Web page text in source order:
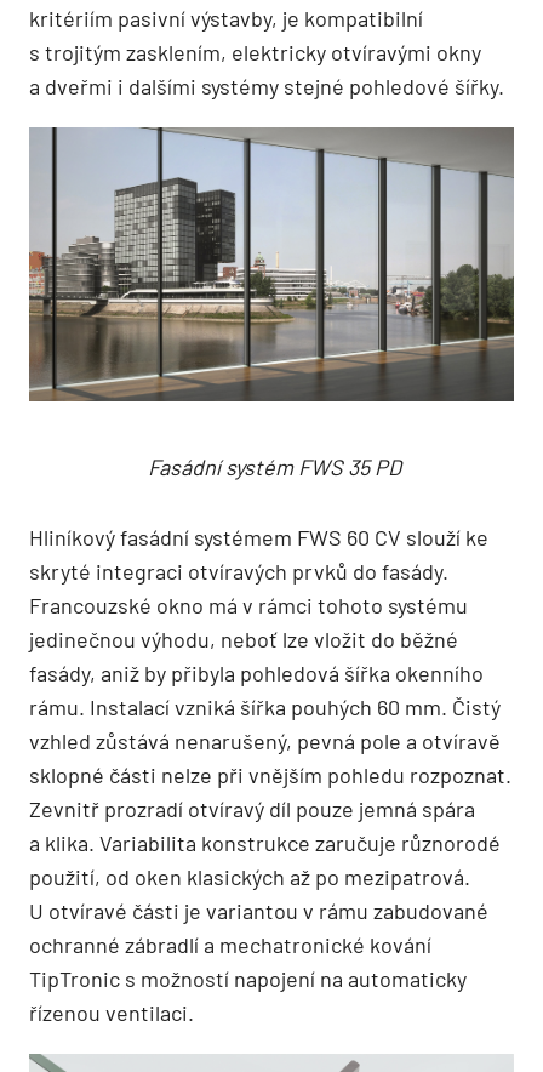
kritériím pasivní výstavby, je kompatibilní
s trojitým zasklením, elektricky otvíravými okny
a dveřmi i dalšími systémy stejné pohledové šířky.
Fasádní systém FWS 35 PD
Hliníkový fasádní systémem FWS 60 CV slouží ke
skryté integraci otvíravých prvků do fasády.
Francouzské okno má v rámci tohoto systému
jedinečnou výhodu, neboť lze vložit do běžné
fasády, aniž by přibyla pohledová šířka okenního
rámu. Instalací vzniká šířka pouhých 60 mm. Čistý
vzhled zůstává nenarušený, pevná pole a otvíravě
sklopné části nelze při vnějším pohledu rozpoznat.
Zevnitř prozradí otvíravý díl pouze jemná spára
a klika. Variabilita konstrukce zaručuje různorodé
použití, od oken klasických až po mezipatrová.
U otvíravé části je variantou v rámu zabudované
ochranné zábradlí a mechatronické kování
TipTronic s možností napojení na automaticky
řízenou ventilaci.